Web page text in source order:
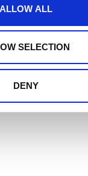
ALLOW ALL
SELECTION
DENY
nie wie,